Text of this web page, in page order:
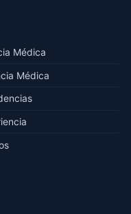
Médica
Médica